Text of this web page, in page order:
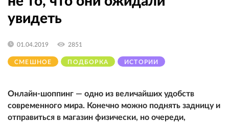
увидеть
СМЕШНОЕ ПОДБОРКА ИСТОРИИ
01.04.2019 2851
Онлайн-шоппинг — одно из величайших удобств
современного мира. Конечно можно поднять задницу и
отправиться в магазин физически, но очереди,